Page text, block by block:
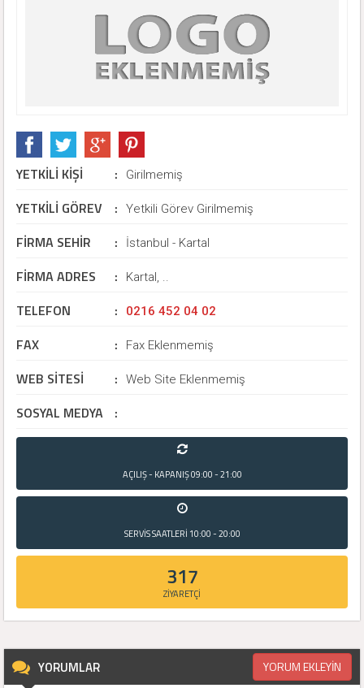
YETKİLİ KİŞİ : Girilmemiş
YETKİLİ GÖREV : Yetkili Görev Girilmemiş
FİRMA SEHİR : İstanbul - Kartal
FİRMA ADRES : Kartal, ..
TELEFON : 0216 452 04 02
FAX : Fax Eklenmemiş
WEB SİTESİ : Web Site Eklenmemiş
SOSYAL MEDYA :
AÇILIŞ - KAPANIŞ09:00 - 21:00
SERVİS SAATLERİ 10:00 - 20:00
317
ZİYARETÇİ
YORUMLAR YORUM EKLEYİN